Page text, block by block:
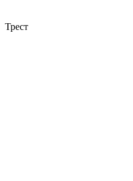
Трест